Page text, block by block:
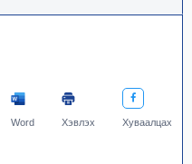
Word Хэвлэх Хуваалцах